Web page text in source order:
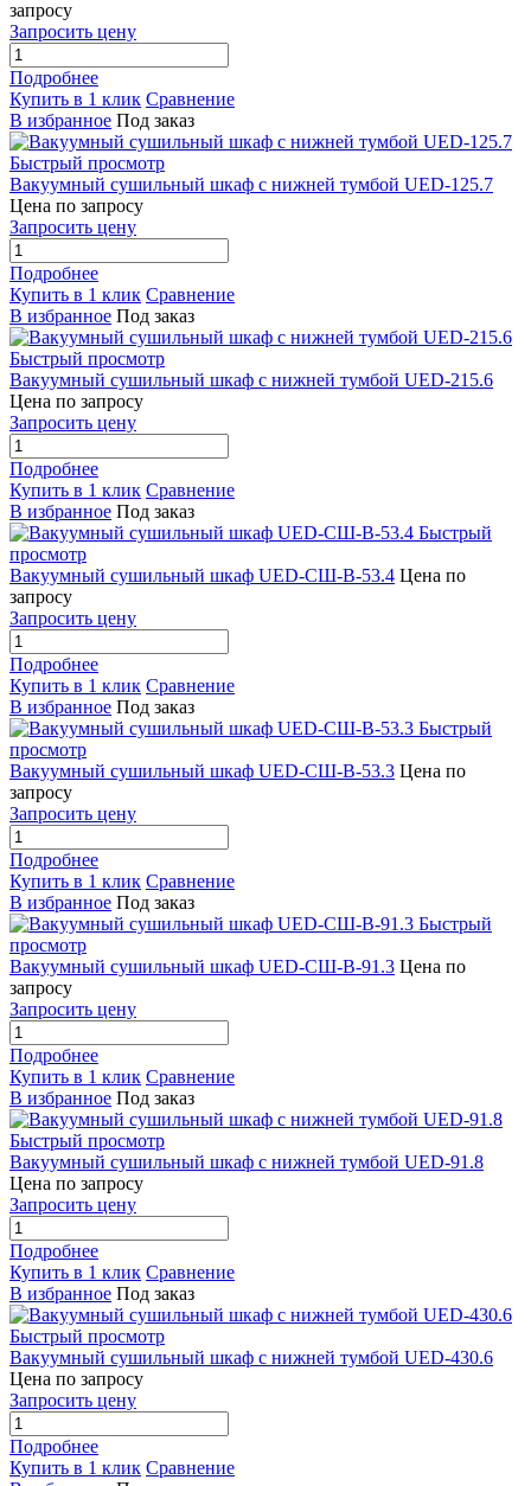
запросу
Запросить цену
Подробнее
Купить в 1 клик Сравнение
В избранное Под заказ
Быстрый просмотр
Вакуумный сушильный шкаф с нижней тумбой UED-125.7
Цена по запросу
Запросить цену
Подробнее
Купить в 1 клик Сравнение
В избранное Под заказ
Быстрый просмотр
Вакуумный сушильный шкаф с нижней тумбой UED-215.6
Цена по запросу
Запросить цену
Подробнее
Купить в 1 клик Сравнение
В избранное Под заказ
Быстрый
просмотр
Вакуумный сушильный шкаф UED-СШ-В-53.4 Цена по
запросу
Запросить цену
Подробнее
Купить в 1 клик Сравнение
В избранное Под заказ
Быстрый
просмотр
Вакуумный сушильный шкаф UED-СШ-В-53.3 Цена по
запросу
Запросить цену
Подробнее
Купить в 1 клик Сравнение
В избранное Под заказ
Быстрый
просмотр
Вакуумный сушильный шкаф UED-СШ-В-91.3 Цена по
запросу
Запросить цену
Подробнее
Купить в 1 клик Сравнение
В избранное Под заказ
Быстрый просмотр
Вакуумный сушильный шкаф с нижней тумбой UED-91.8
Цена по запросу
Запросить цену
Подробнее
Купить в 1 клик Сравнение
В избранное Под заказ
Быстрый просмотр
Вакуумный сушильный шкаф с нижней тумбой UED-430.6
Цена по запросу
Запросить цену
Подробнее
Купить в 1 клик Сравнение